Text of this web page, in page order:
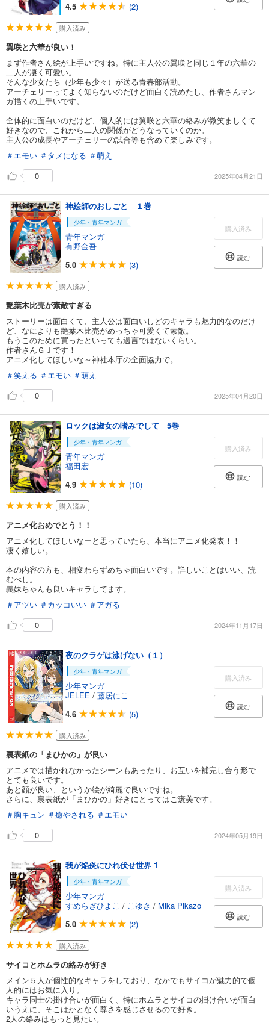
4.5 (2)
購入済み
翼咲と六華が良い！
まず作者さん絵が上手いですね。特に主人公の翼咲と同じ１年の六華の
二人が凄く可愛い。
そんな少女たち（少年も少々）が送る青春部活動。
アーチェリーってよく知らないのだけど面白く読めたし、作者さんマン
ガ描くの上手いです。
全体的に面白いのだけど、個人的には翼咲と六華の絡みが微笑ましくて
好きなので、これから二人の関係がどうなっていくのか。
主人公の成長やアーチェリーの試合等も含めて楽しみです。
＃エモい ＃タメになる ＃萌え
0
2025年04月21日
神絵師のおしごと １巻
少年・青年マンガ
青年マンガ
有野金吾
5.0
(3)
購入済み
読む
購入済み
艶葉木比売が素敵すぎる
ストーリーは面白くて、主人公は面白いしどのキャラも魅力的なのだけ
ど、なによりも艶葉木比売がめっちゃ可愛くて素敵。
もうこのために買ったといっても過言ではないくらい。
作者さんＧＪです！
アニメ化してほしいな～神社本庁の全面協力で。
＃笑える ＃エモい ＃萌え
0
2025年04月20日
ロックは淑女の嗜みでして 5巻
少年・青年マンガ
青年マンガ
福田宏
4.9
(10)
購入済み
読む
購入済み
アニメ化おめでとう！！
アニメ化してほしいなーと思っていたら、本当にアニメ化発表！！
凄く嬉しい。
本の内容の方も、相変わらずめちゃ面白いです。詳しいことはいい、読
むべし。
義妹ちゃんも良いキャラしてます。
＃アツい ＃カッコいい ＃アガる
0
2024年11月17日
夜のクラゲは泳げない（１）
少年・青年マンガ
少年マンガ
JELEE / 藤居にこ
4.6
(5)
購入済み
読む
購入済み
裏表紙の「まひかの」が良い
アニメでは描かれなかったシーンもあったり、お互いを補完し合う形で
とても良いです。
あと顔が良い、というか絵が綺麗で良いですね。
さらに、裏表紙が「まひかの」好きにとってはご褒美です。
＃胸キュン ＃癒やされる ＃エモい
0
2024年05月19日
我が焔炎にひれ伏せ世界 1
少年・青年マンガ
少年マンガ
すめらぎひよこ / こゆき / Mika Pikazo
5.0
(2)
購入済み
読む
購入済み
サイコとホムラの絡みが好き
メイン５人が個性的なキャラをしており、なかでもサイコが魅力的で個
人的にはお気に入り。
キャラ同士の掛け合いが面白く、特にホムラとサイコの掛け合いが面白
いうえに、そこはかとなく尊さを感じさせるので好き。
2人の絡みはもっと見たい。